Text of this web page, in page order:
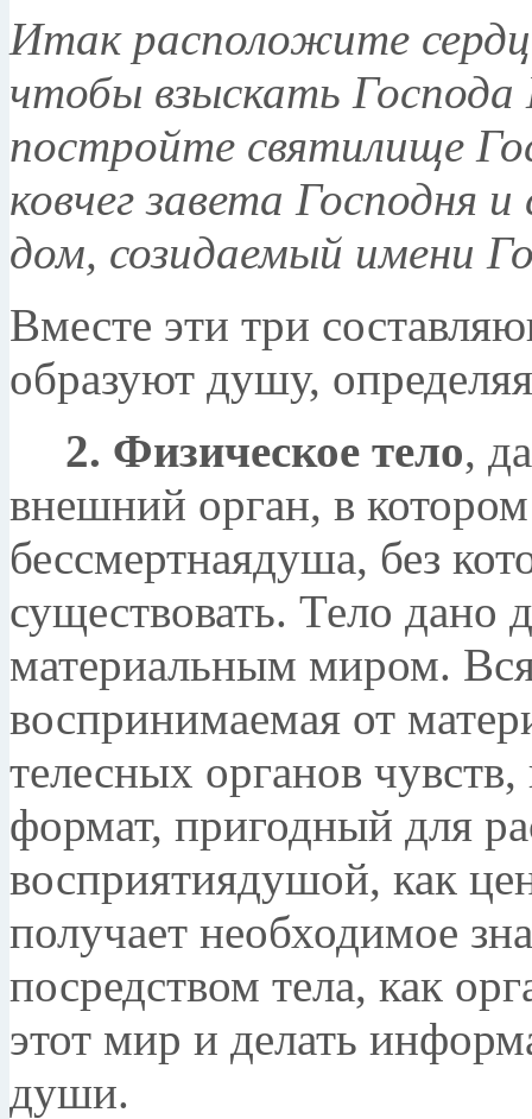
Итак расположите
чтобы взыскать
постройте святилище
ковчег завета Господня
дом, созидаемый имени
Вместе эти три
образуют душу,
2. Физическое тело,
внешний орган, в
бессмертнаядуша, без
существовать. Тело дано
материальным миром.
воспринимаемая от
телесных органов
формат, пригодный для
восприятиядушой, как
получает необходимое
посредством тела, как
этот мир и делать
души.